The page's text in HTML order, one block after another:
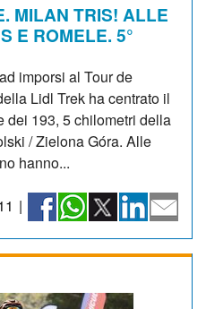
MILAN TRIS! ALLE
E ROMELE. 5°
imporsi al Tour de
Lidl Trek ha centrato il
dei 193, 5 chilometri della
/ Zielona Góra. Alle
hanno...
|